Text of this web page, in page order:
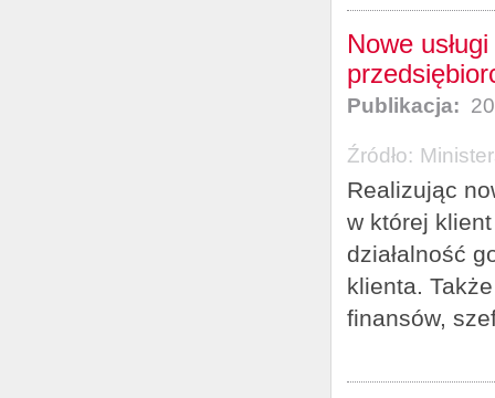
Nowe
Publikacja:
Źródło:
Realizując
w której
działalność
klienta.
finansów,